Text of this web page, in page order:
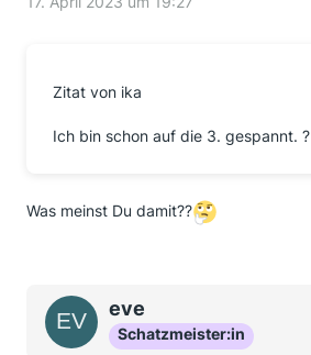
Zitat von ika
Ich bin schon auf die 3. gespannt. ?
Was meinst Du damit??
eve
Schatzmeister:in